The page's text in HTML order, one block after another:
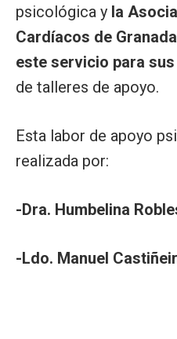
psicológica y la
Cardíacos de
este servicio para
de talleres de apoyo.
Esta labor de apoyo
realizada por:
-Dra. Humbelina
-Ldo. Manuel